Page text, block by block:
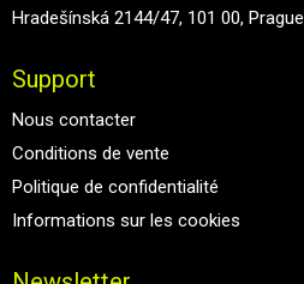
Hradešínská 2144/47, 101 00, Prague
Support
Nous contacter
Conditions de vente
Politique de confidentialité
Informations sur les cookies